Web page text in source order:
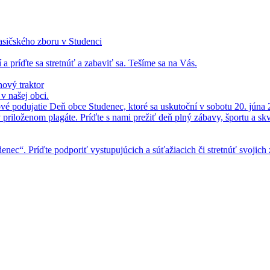
zboru v Studenci
príďte sa stretnúť a zabaviť sa. Tešíme sa na Vás.
traktor
našej obci.
podujatie Deň obce Studenec, ktoré sa uskutoční v sobotu 20.
plagáte. Príďte s nami prežiť deň plný zábavy, športu a
Príďte podporiť vystupujúcich a súťažiacich či stretnúť svojich